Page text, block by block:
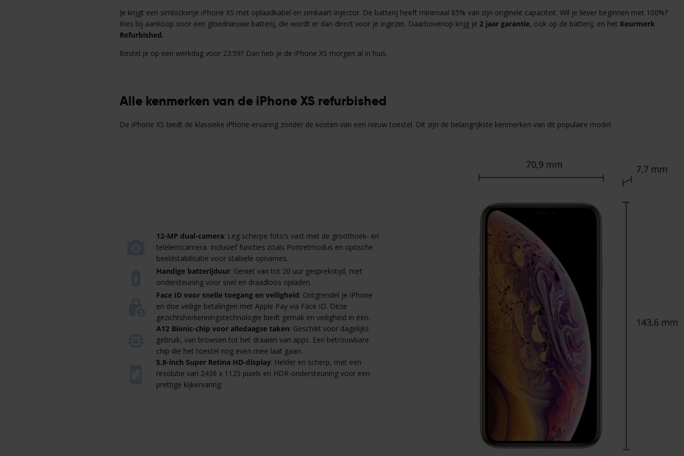
Je krijgt een simlockvrije iPhone XS met oplaadkabel en simkaart-injector. De batterij heeft minimaal 85% van zijn originele capaciteit. Wil je liever beginnen met 100%?
Kies bij aankoop voor een gloednieuwe batterij, die wordt er dan direct voor je ingezet. Daarbovenop krijg je 2 jaar garantie, ook op de batterij, en het Keurmerk
Refurbished.
Bestel je op een werkdag voor 23:59? Dan heb je de iPhone XS morgen al in huis.
Alle kenmerken van de iPhone XS refurbished
De iPhone XS biedt de klassieke iPhone-ervaring zonder de kosten van een nieuw toestel. Dit zijn de belangrijkste kenmerken van dit populaire model:
12-MP dual-camera: Leg scherpe foto’s vast met de groothoek- en
telelenscamera. Inclusief functies zoals Portretmodus en optische
beeldstabilisatie voor stabiele opnames.
Handige batterijduur: Geniet van tot 20 uur gesprekstijd, met
ondersteuning voor snel en draadloos opladen.
Face ID voor snelle toegang en veiligheid: Ontgrendel je iPhone
en doe veilige betalingen met Apple Pay via Face ID. Deze
gezichtsherkenningstechnologie biedt gemak en veiligheid in één.
A12 Bionic-chip voor alledaagse taken: Geschikt voor dagelijks
gebruik, van browsen tot het draaien van apps. Een betrouwbare
chip die het toestel nog even mee laat gaan.
5,8-inch Super Retina HD-display: Helder en scherp, met een
resolutie van 2436 x 1125 pixels en HDR-ondersteuning voor een
prettige kijkervaring.